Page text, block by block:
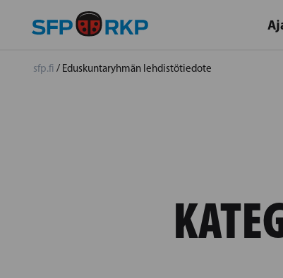
sfp.fi / Eduskuntaryhmän lehdistötiedote